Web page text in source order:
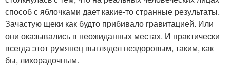
способ с яблочками дает какие-то странные результаты.
Зачастую щеки как будто прибивало гравитацией. Или
они оказывались в неожиданных местах. И практически
всегда этот румянец выглядел нездоровым, таким, как
бы, лихорадочным.